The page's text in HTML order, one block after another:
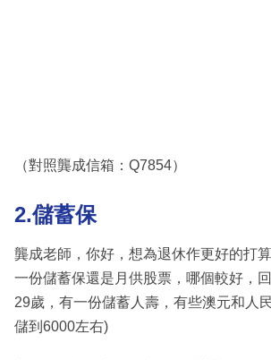
（對照龔成信箱：Q7854）
2.儲蓄保
龔成老師，你好，想為退休作更好的打
一份儲蓄保還是月供股票，哪個較好，
29歲，有一份儲蓄人壽，有些澳元和人
儲到6000左右)